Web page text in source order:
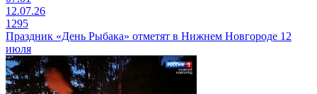
12.07.26
1295
Праздник «День Рыбака» отметят в Нижнем Новгороде 12
июля